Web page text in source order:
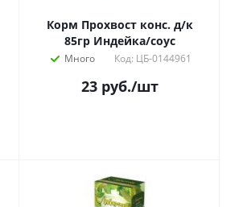
Корм Прохвост конс. д/к
85гр Индейка/соус
Много Код: ЦБ-0144961
23руб./шт